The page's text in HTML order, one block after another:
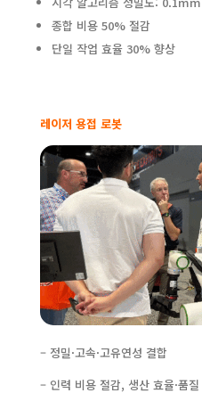
종합 비용 50% 절감
단일 작업 효율 30% 향상
레이저 용접 로봇
– 정밀·고속·고유연성 결합
– 인력 비용 절감, 생산 효율·품